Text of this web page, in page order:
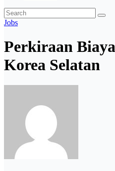
Jobs
Perkiraan
Korea Selatan